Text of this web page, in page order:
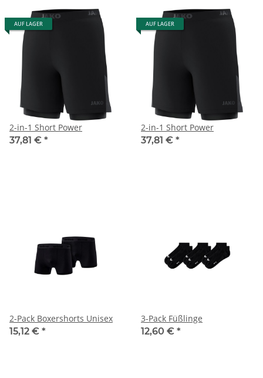
AUF LAGER
2-in-1 Short Power
37,81 € *
AUF LAGER
2-in-1 Short Power
37,81 € *
2-Pack Boxershorts Unisex
15,12 € *
3-Pack Füßlinge
12,60 € *